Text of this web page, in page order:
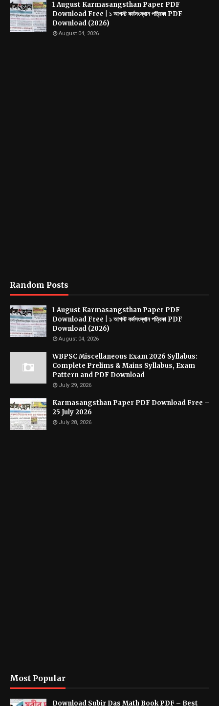
1 August Karmasangsthan Paper PDF
Download Free | ১ আগস্ট কর্মসংস্থান পত্রিকা PDF
Download (2026)
August 04, 2026
Random Posts
1 August Karmasangsthan Paper PDF
Download Free | ১ আগস্ট কর্মসংস্থান পত্রিকা PDF
Download (2026)
August 04, 2026
WBPSC Miscellaneous Exam 2026 Syllabus:
Complete Prelims & Mains Syllabus, Exam
Pattern and PDF Download
July 29, 2026
Karmasangsthan Paper PDF Download Free –
25 July 2026
July 28, 2026
Most Popular
Download Subir Das Math Book PDF – Best